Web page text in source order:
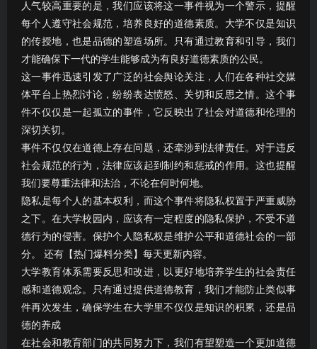
人气较高重要的是，我们应该将这一事件视为一个警示，提醒
每个人遵守社会规范，培养良好的道德素质。大学不仅是知识
的传授地，也是品德的塑造场所。只有通过教育和引导，我们
才能确保下一代的学生能够成为有良好道德素质的公民。
这一事件迅速引发了广泛的社会舆论关注，人们在各种社交媒
体平台上热烈讨论，纷纷表达愤怒、关切和反思之情。这个事
件不仅仅是一起孤立的事件，它反映出了社会对道德和伦理的
深切关切。
事件不仅仅在道德上存在问题，还牵涉到法律责任。对于违反
社会规范的行为，法律应该起到制约和惩戒的作用。这也提醒
我们要尊重法律和法治，不论在何时何地。
隐私是每个人的基本权利，而这个事件将隐私权置于严重威胁
之下。在大学校园内，应该有一定程度的隐私保护，不受不道
德行为的侵害。保护个人隐私权是维护公平和道德社会的一部
分。 还有【热门爆料分类】每天更新内容。
大学教育体系需要反思和改进，以更好地培养学生的社会责任
感和道德观念。只有通过提供道德教育，我们才能防止类似事
件再次发生，确保学生在大学里不仅仅是知识的积累，还是品
德的养成
在社会和教育部门的共同努力下，我们有望塑造一个更加道德